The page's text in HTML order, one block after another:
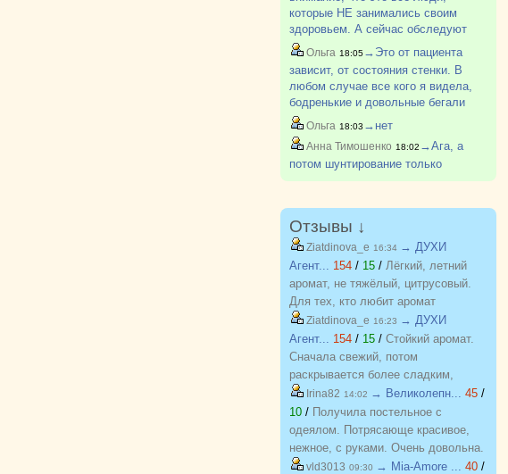
которые НЕ занимались своим
здоровьем. А сейчас обследуют
раньше, лекарства назначают,
отслеживают. Так что у нашего
поколения фора, я считаю.
Ольга 18:05→Это от пациента
зависит, от состояния стенки. В
любом случае все кого я видела,
бодренькие и довольные бегали
после операции
Ольга 18:03 →нет
Анна Тимошенко 18:02 →Ага, а
потом шунтирование только
Отзывы ↓
Ziatdinova_e 16:34 → ДУХИ
Агент... 154 / 15 / Лёгкий, летний
аромат, не тяжёлый, цитрусовый.
Для тех, кто любит аромат
бергамота, грейпфрута. С хорошей
стойкостью, на одежде еще долго
держится потом.
Ziatdinova_e 16:23 → ДУХИ
Агент... 154 / 15 / Стойкий аромат.
Сначала свежий, потом
раскрывается более сладким,
пряным. Очень похож на оригинал,
почти не отличить.
Irina82 14:02 → Великолепн... 45 /
10 / Получила постельное с
одеялом. Потрясающе красивое,
нежное, с руками. Очень довольна.
Хочу еще! Спасибо
vld3013 09:30 → Mia-Amore ... 40 /